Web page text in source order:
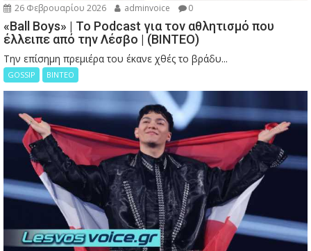
26 Φεβρουαρίου 2026 adminvoice 0
«Ball Boys» | Το Podcast για τον αθλητισμό που
έλλειπε από την Λέσβο | (ΒΙΝΤΕΟ)
Την επίσημη πρεμιέρα του έκανε χθές το βράδυ...
GOSSIP ΒΙΝΤΕΟ